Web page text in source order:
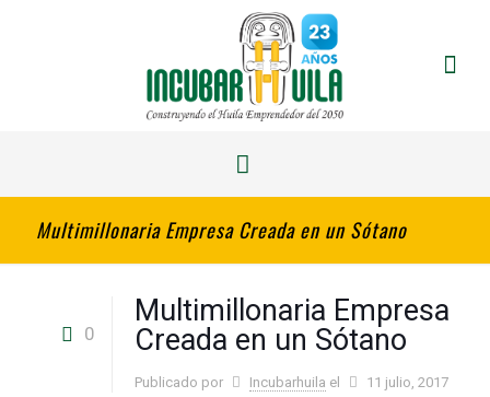
Multimillonaria Empresa Creada en un Sótano
0
Multimillonaria Empresa
Creada en un Sótano
Publicado por Incubarhuila el 11 julio, 2017